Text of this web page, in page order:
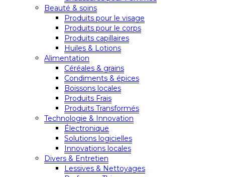
Beauté & soins
Produits pour le visage
Produits pour le corps
Produits capillaires
Huiles & Lotions
Alimentation
Céréales & grains
Condiments & épices
Boissons locales
Produits Frais
Produits Transformés
Technologie & Innovation
Électronique
Solutions logicielles
Innovations locales
Divers & Entretien
Lessives & Nettoyages